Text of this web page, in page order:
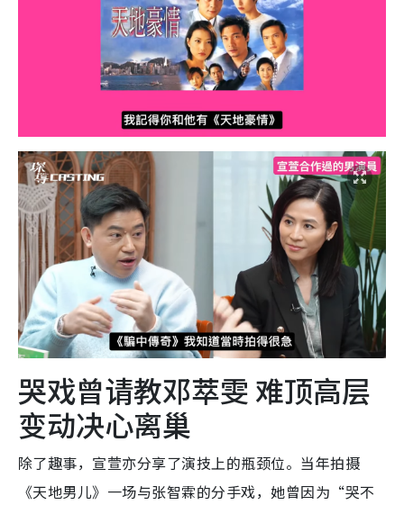
哭戏曾请教邓萃雯 难顶高层
变动决心离巢
除了趣事，宣萱亦分享了演技上的瓶颈位。当年拍摄
《天地男儿》一场与张智霖的分手戏，她曾因为“哭不